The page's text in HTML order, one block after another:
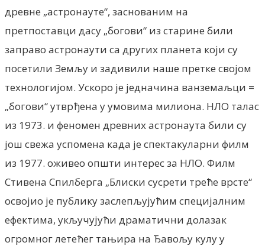
древне „астронауте“, заснованим на
претпоставци дасу „богови“ из старине били
заправо астронаути са других планета који су
посетили Земљу и задивили наше претке својом
технологијом. Ускоро је једначина ванземаљци =
„богови“ утврђена у умовима милиона. НЛО талас
из 1973. и феномен древних астронаута били су
још свежа успомена када је спектакуларни филм
из 1977. оживео општи интерес за НЛО. Филм
Стивена Спилберга „Блиски сусрети треће врсте“
освојио је публику заслепљујућим специјалним
ефектима, укључујући драматични долазак
огромног летећег тањира на Ђавољу кулу у